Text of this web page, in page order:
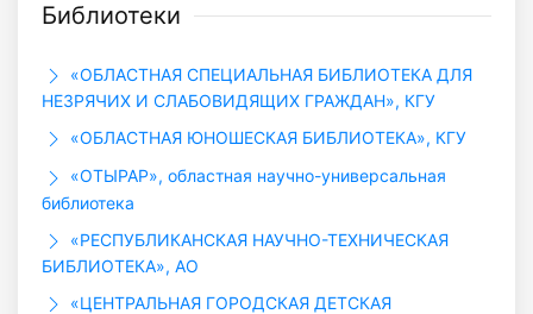
Библиотеки
«ОБЛАСТНАЯ СПЕЦИАЛЬНАЯ БИБЛИОТЕКА ДЛЯ
НЕЗРЯЧИХ И СЛАБОВИДЯЩИХ ГРАЖДАН», КГУ
«ОБЛАСТНАЯ ЮНОШЕСКАЯ БИБЛИОТЕКА», КГУ
«ОТЫРАР», областная научно-универсальная
библиотека
«РЕСПУБЛИКАНСКАЯ НАУЧНО-ТЕХНИЧЕСКАЯ
БИБЛИОТЕКА», АО
«ЦЕНТРАЛЬНАЯ ГОРОДСКАЯ ДЕТСКАЯ